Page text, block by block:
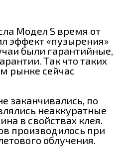
Модел S время от
эффект «пузырения»
были гарантийные,
Так что таких
рынке сейчас
заканчивались, по
неаккуратные
в свойствах клея.
производилось при
облучения.